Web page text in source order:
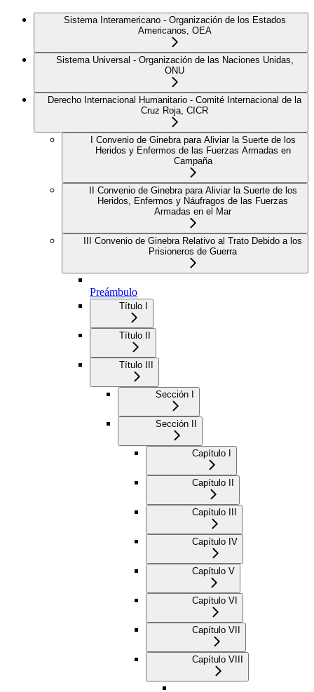
Sistema Interamericano - Organización de los Estados
Americanos, OEA
Sistema Universal - Organización de las Naciones Unidas,
ONU
Derecho Internacional Humanitario - Comité Internacional de la
Cruz Roja, CICR
I Convenio de Ginebra para Aliviar la Suerte de los
Heridos y Enfermos de las Fuerzas Armadas en
Campaña
II Convenio de Ginebra para Aliviar la Suerte de los
Heridos, Enfermos y Náufragos de las Fuerzas
Armadas en el Mar
III Convenio de Ginebra Relativo al Trato Debido a los
Prisioneros de Guerra
Preámbulo
Título I
Título II
Título III
Sección I
Sección II
Capítulo I
Capítulo II
Capítulo III
Capítulo IV
Capítulo V
Capítulo VI
Capítulo VII
Capítulo VIII